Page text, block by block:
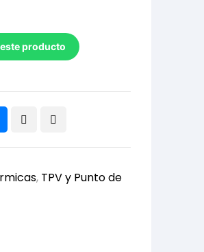
producto
, TPV y Punto de